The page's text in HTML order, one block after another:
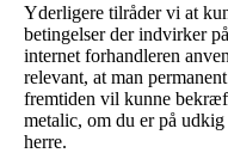
Yderligere tilråder vi at
betingelser der indvirker
internet forhandleren
relevant, at man
fremtiden vil kunne
metalic, om du er på
herre.